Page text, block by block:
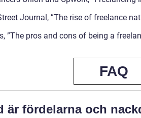
Journal, ”The rise of freelance
”The pros and cons of being a
FAQ
är fördelarna och